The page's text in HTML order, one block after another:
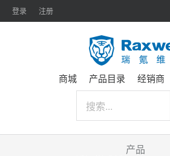
登录 注册
商城 产品目录 经销商
产品